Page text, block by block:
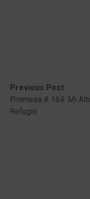
Post
navigation
Previous Post
Previous
post:Promesa # 164: Mi
Refugio
Next
post: